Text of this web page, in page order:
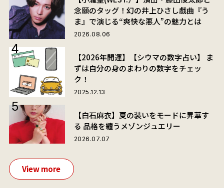
念願のタッグ！幻の井上ひさし戯曲『う
ま』で演じる“爽快な悪人”の魅力とは
2026.08.06
【2026年開運】【シウマの数字占い】 ま
ずは自分の身のまわりの数字をチェッ
ク！
2025.12.13
【白石麻衣】夏の装いをモードに昇華す
る 品格を纏うメゾンジュエリー
2026.07.07
View more